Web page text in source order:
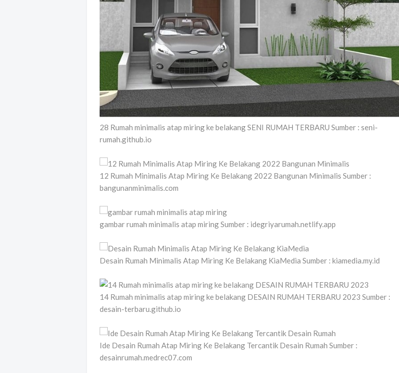
28 Rumah minimalis atap miring ke belakang SENI RUMAH TERBARU Sumber : seni-
rumah.github.io
12 Rumah Minimalis Atap Miring Ke Belakang 2022 Bangunan Minimalis Sumber :
bangunanminimalis.com
gambar rumah minimalis atap miring Sumber : idegriyarumah.netlify.app
Desain Rumah Minimalis Atap Miring Ke Belakang KiaMedia Sumber : kiamedia.my.id
14 Rumah minimalis atap miring ke belakang DESAIN RUMAH TERBARU 2023 Sumber :
desain-terbaru.github.io
Ide Desain Rumah Atap Miring Ke Belakang Tercantik Desain Rumah Sumber :
desainrumah.medrec07.com